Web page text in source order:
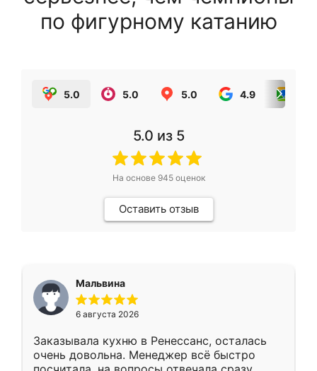
по фигурному катанию
5.0 5.0 5.0 4.9
5.0 из 5
На основе 945оценок
Оставить отзыв
Мальвина
6 августа 2026
Заказывала кухню в Ренессанс, осталась
очень довольна. Менеджер всё быстро